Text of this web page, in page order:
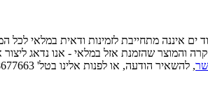
ים איננה מתחייבת לזמינות ודאית במלאי לכל
והמוצר שהזמנת אזל במלאי - אנו נדאג
, להשאיר הודעה, או לפנות אלינו בטל' 08-8677663 או 08-8677697 כדאי לוודא זמינות ודאית במלאי לפני הגעה פיזית.